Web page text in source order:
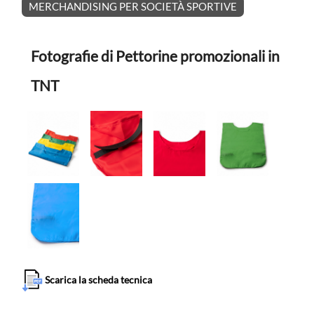
MERCHANDISING PER SOCIETÀ SPORTIVE
Fotografie di Pettorine promozionali in
TNT
Scarica la scheda tecnica